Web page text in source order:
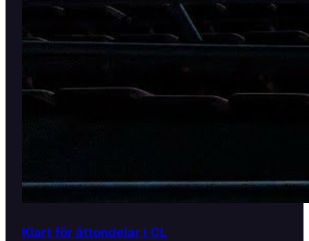
Klart för åttondelar i CL